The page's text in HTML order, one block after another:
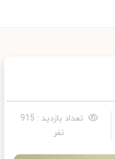
تعداد بازدید : 915
نفر